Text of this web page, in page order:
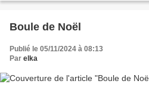
Boule de Noël
Publié le 05/11/2024 à 08:13
Par elka